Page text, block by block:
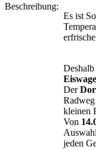
Beschreibung:
Es ist
Der
kleinen
Von
jeden